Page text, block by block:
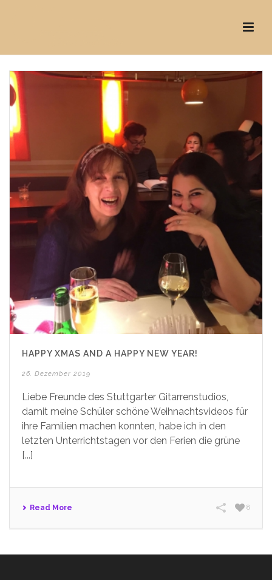
HAPPY XMAS AND A HAPPY NEW YEAR!
26. Dezember 2019
Liebe Freunde des Stuttgarter Gitarrenstudios,
damit meine Schüler schöne Weihnachtsvideos für
ihre Familien machen konnten, habe ich in den
letzten Unterrichtstagen vor den Ferien die grüne
[...]
Read More 8